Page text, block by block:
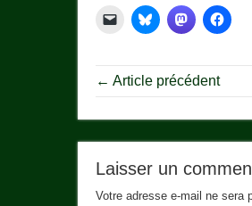
← Article précédent
Laisser un
Votre adresse e-mail ne sera